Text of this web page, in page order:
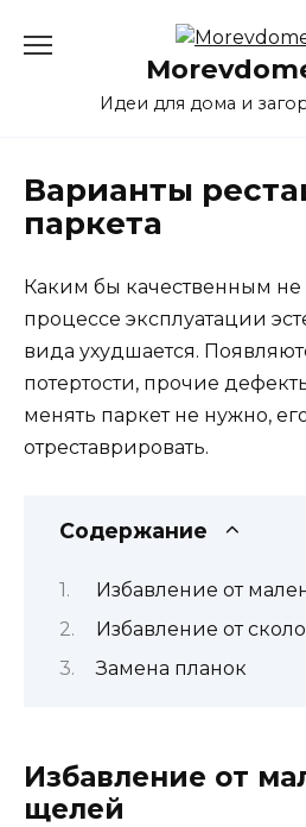
Идеи для дома и
Варианты
паркета
Каким бы качественным не
процессе эксплуатации
вида ухудшается.
потертости, прочие
менять паркет не нужно,
отреставрировать.
Содержание
Избавление от
Избавление от
Замена планок
Избавление от
щелей